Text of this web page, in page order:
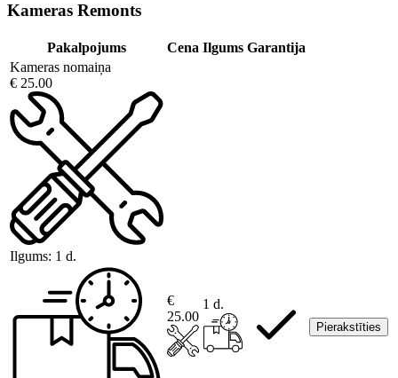
Kameras Remonts
Pakalpojums Cena Ilgums Garantija
Kameras nomaiņa
€ 25.00
Ilgums: 1 d.
€
25.00
1 d.
Pierakstīties